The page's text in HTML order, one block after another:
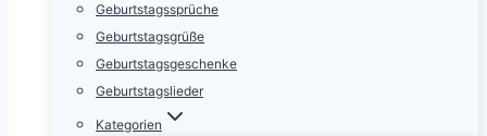
Geburtstagssprüche
Geburtstagsgrüße
Geburtstagsgeschenke
Geburtstagslieder
Kategorien